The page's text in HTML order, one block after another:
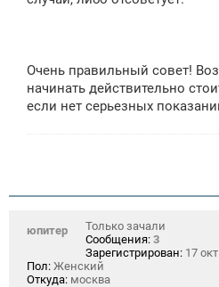
Очень правильный совет!
начинать действительно
если нет серьезных
юпитер
Только зачали
Сообщения: 3
Зарегистрирован: 17
Пол: Женский
Откуда: москва